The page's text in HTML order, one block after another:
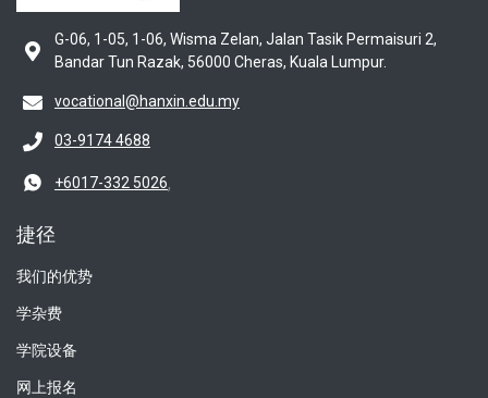
G-06, 1-05, 1-06, Wisma Zelan, Jalan Tasik Permaisuri 2,
Bandar Tun Razak, 56000 Cheras, Kuala Lumpur.
vocational@hanxin.edu.my
03-9174 4688
+6017-332 5026,
捷径
我们的优势
学杂费
学院设备
网上报名